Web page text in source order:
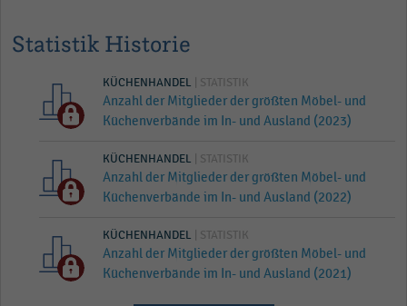
Statistik Historie
KÜCHENHANDEL | STATISTIK
Anzahl der Mitglieder der größten Möbel- und
Küchenverbände im In- und Ausland (2023)
KÜCHENHANDEL | STATISTIK
Anzahl der Mitglieder der größten Möbel- und
Küchenverbände im In- und Ausland (2022)
KÜCHENHANDEL | STATISTIK
Anzahl der Mitglieder der größten Möbel- und
Küchenverbände im In- und Ausland (2021)